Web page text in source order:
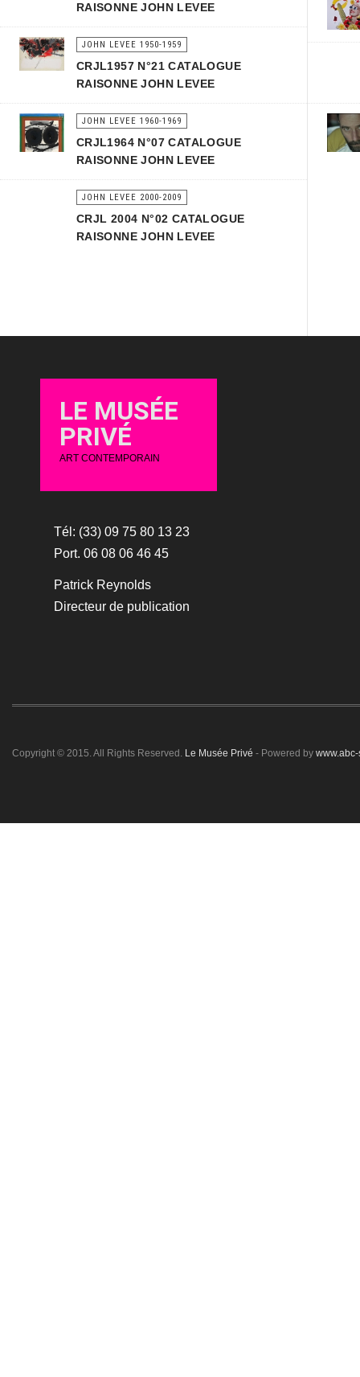
RAISONNE JOHN LEVEE
JOHN LEVEE 1950-1959
CRJL1957 N°21 CATALOGUE
RAISONNE JOHN LEVEE
JOHN LEVEE 1960-1969
CRJL1964 N°07 CATALOGUE
RAISONNE JOHN LEVEE
JOHN LEVEE 2000-2009
CRJL 2004 N°02 CATALOGUE
RAISONNE JOHN LEVEE
LE MUSÉE
PRIVÉ
ART CONTEMPORAIN
Tél: (33) 09 75 80 13 23
Port. 06 08 06 46 45
Patrick Reynolds
Directeur de publication
Copyright © 2015. All Rights Reserved. Le Musée Privé - Powered by